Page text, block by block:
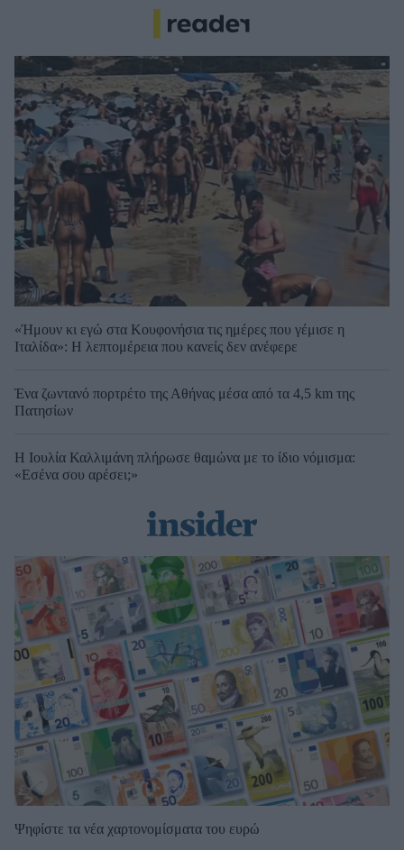
«Ήμουν κι εγώ στα Κουφονήσια τις ημέρες που γέμισε η
Ιταλίδα»: Η λεπτομέρεια που κανείς δεν ανέφερε
Ένα ζωντανό πορτρέτο της Αθήνας μέσα από τα 4,5 km της
Πατησίων
Η Ιουλία Καλλιμάνη πλήρωσε θαμώνα με το ίδιο νόμισμα:
«Εσένα σου αρέσει;»
Ψηφίστε τα νέα χαρτονομίσματα του ευρώ